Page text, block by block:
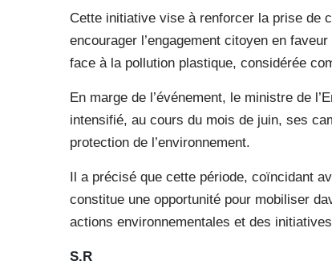
Cette initiative vise à renforcer la prise de
encourager l’engagement citoyen en
face à la pollution plastique, considérée
En marge de l’événement, le ministre de
intensifié, au cours du mois de juin, ses
protection de l’environnement.
Il a précisé que cette période, coïncidant
constitue une opportunité pour mobiliser
actions environnementales et des
S.R